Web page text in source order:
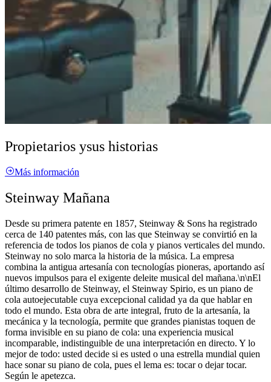
Propietarios ysus historias
Más información
Steinway Mañana
Desde su primera patente en 1857, Steinway ⁠&⁠ Sons ha registrado
cerca de 140 patentes más, con las que Steinway se convirtió en la
referencia de todos los pianos de cola y pianos verticales del mundo.
Steinway no solo marca la historia de la música. La empresa
combina la antigua artesanía con tecnologías pioneras, aportando así
nuevos impulsos para el exigente deleite musical del mañana.\n\nEl
último desarrollo de Steinway, el Steinway Spirio, es un piano de
cola autoejecutable cuya excepcional calidad ya da que hablar en
todo el mundo. Esta obra de arte integral, fruto de la artesanía, la
mecánica y la tecnología, permite que grandes pianistas toquen de
forma invisible en su piano de cola: una experiencia musical
incomparable, indistinguible de una interpretación en directo. Y lo
mejor de todo: usted decide si es usted o una estrella mundial quien
hace sonar su piano de cola, pues el lema es: tocar o dejar tocar.
Según le apetezca.